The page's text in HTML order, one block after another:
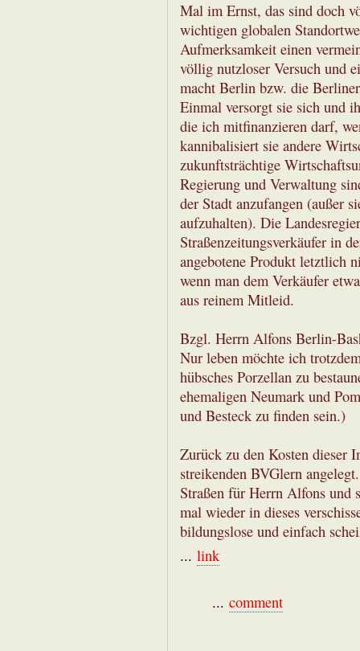
Mal im Ernst, das sind doch
wichtigen globalen
Aufmerksamkeit einen
völlig nutzloser Versuch und
macht Berlin bzw. die
Einmal versorgt sie sich und
die ich mitfinanzieren darf,
kannibalisiert sie andere
zukunftsträchtige
Regierung und Verwaltung
der Stadt anzufangen (außer
aufzuhalten). Die
Straßenzeitungsverkäufer in
angebotene Produkt letztlich
wenn man dem Verkäufer
aus reinem Mitleid.
Bzgl. Herrn Alfons Berlin-
Nur leben möchte ich
hübsches Porzellan zu
ehemaligen Neumark und
und Besteck zu finden sein.)
Zurück zu den Kosten dieser
streikenden BVGlern
Straßen für Herrn Alfons und
mal wieder in dieses
bildungslose und einfach
... link
... comment